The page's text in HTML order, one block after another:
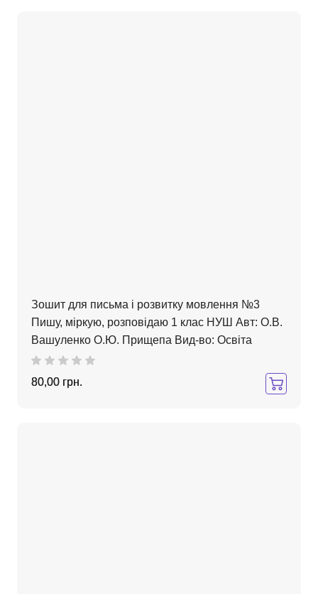
Зошит для письма і розвитку мовлення №3
Пишу, міркую, розповідаю 1 клас НУШ Авт: О.В.
Вашуленко О.Ю. Прищепа Вид-во: Освіта
80,00 грн.